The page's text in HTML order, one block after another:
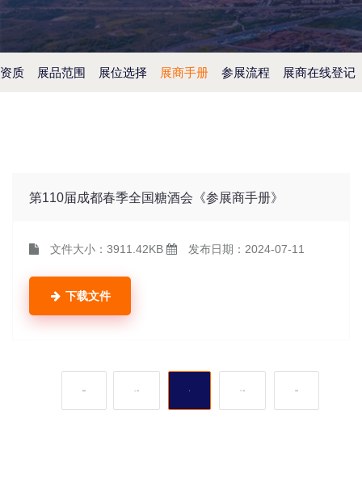
质 展品范围 展位选择 展商手册 参展流程 展商在线登记
第110届成都春季全国糖酒会《参展商手册》
文件大小： 3911.42KB 发布日期： 2024-07-11
下载文件